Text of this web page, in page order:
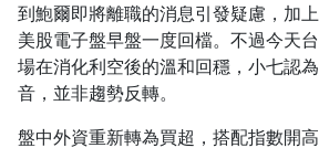
到鮑爾即將離職的消息引發疑慮，加
美股電子盤早盤一度回檔。不過今天
場在消化利空後的溫和回穩，小七認
音，並非趨勢反轉。
盤中外資重新轉為買超，搭配指數開
0.75x